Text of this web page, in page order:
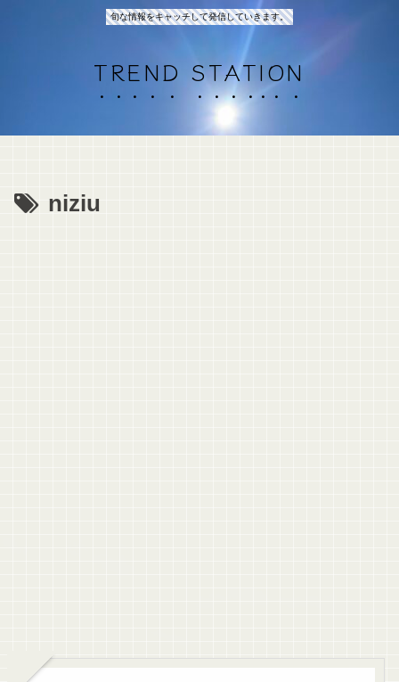
旬な情報をキャッチして発信していきます。
TREND STATION
niziu